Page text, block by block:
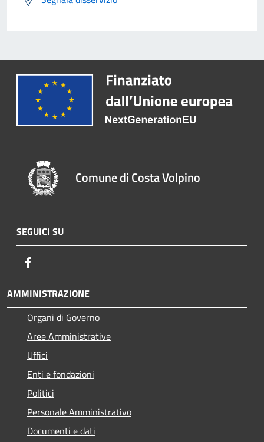
Comune di Costa Volpino
SEGUICI SU
AMMINISTRAZIONE
Organi di Governo
Aree Amministrative
Uffici
Enti e fondazioni
Politici
Personale Amministrativo
Documenti e dati